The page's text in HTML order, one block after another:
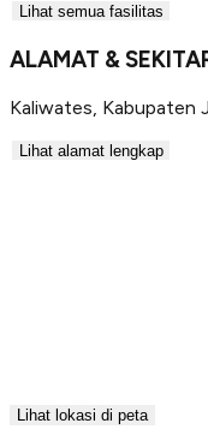
Lihat semua fasilitas
ALAMAT &
Kaliwates Kabupaten
Lihat alamat lengkap
Lihat lokasi di peta